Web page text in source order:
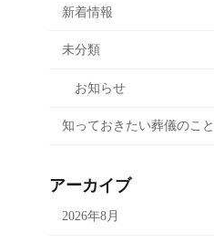
新着情報
未分類
お知らせ
知っておきたい葬儀のこと
アーカイブ
2026年8月